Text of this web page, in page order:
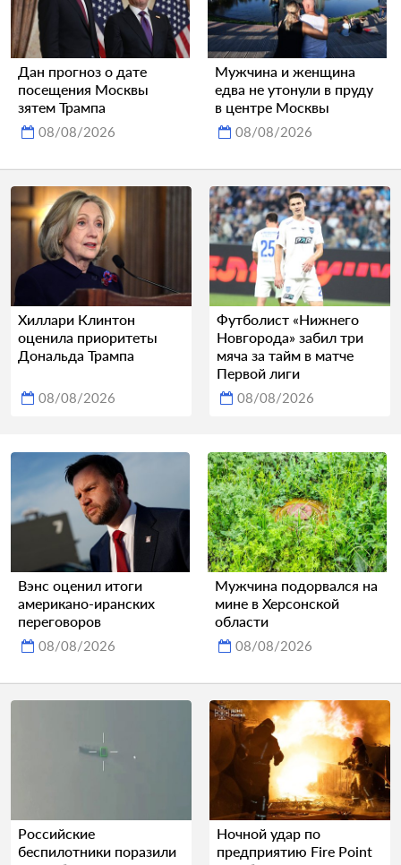
Дан прогноз о дате
посещения Москвы
зятем Трампа
08/08/2026
Мужчина и женщина
едва не утонули в пруду
в центре Москвы
08/08/2026
Хиллари Клинтон
оценила приоритеты
Дональда Трампа
08/08/2026
Футболист «Нижнего
Новгорода» забил три
мяча за тайм в матче
Первой лиги
08/08/2026
Вэнс оценил итоги
американо-иранских
переговоров
08/08/2026
Мужчина подорвался на
мине в Херсонской
области
08/08/2026
Российские
беспилотники поразили
Ночной удар по
предприятию Fire Point